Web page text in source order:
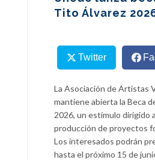
Tito Álvarez
Twitter
La Asociación de Artistas
mantiene abierta la Beca
2026, un estímulo dirigido
producción de proyectos
Los interesados podrán
hasta el próximo 15 de